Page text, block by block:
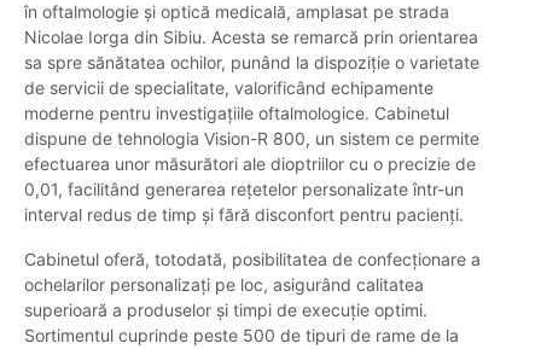
în oftalmologie și optică medicală, amplasat pe strada
Nicolae Iorga din Sibiu. Acesta se remarcă prin orientarea
sa spre sănătatea ochilor, punând la dispoziție o varietate
de servicii de specialitate, valorificând echipamente
moderne pentru investigațiile oftalmologice. Cabinetul
dispune de tehnologia Vision-R 800, un sistem ce permite
efectuarea unor măsurători ale dioptriilor cu o precizie de
0,01, facilitând generarea rețetelor personalizate într-un
interval redus de timp și fără disconfort pentru pacienți.
Cabinetul oferă, totodată, posibilitatea de confecționare a
ochelarilor personalizați pe loc, asigurând calitatea
superioară a produselor și timpi de execuție optimi.
Sortimentul cuprinde peste 500 de tipuri de rame de la